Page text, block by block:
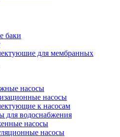
баки
для мембранных
насосы
насосы
к насосам
для водоснабжения
насосы
насосы